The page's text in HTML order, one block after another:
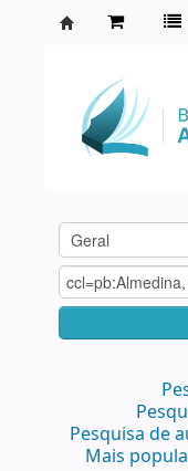
Agamenon
Magalhães
Pesquisa de
Mais